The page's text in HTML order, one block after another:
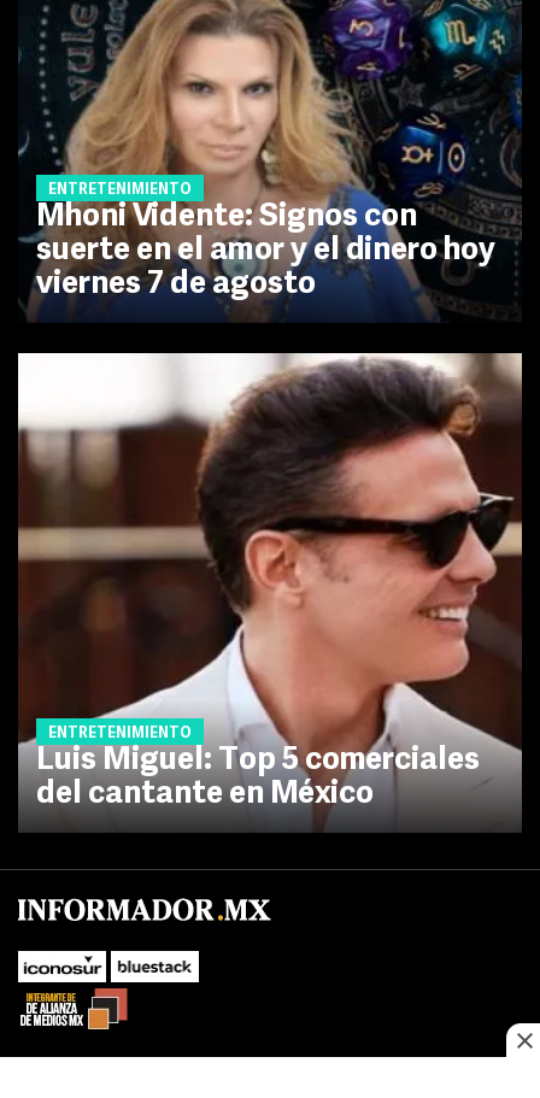
ENTRETENIMIENTO
Mhoni Vidente: Signos con
suerte en el amor y el dinero hoy
viernes 7 de agosto
ENTRETENIMIENTO
Luis Miguel: Top 5 comerciales
del cantante en México